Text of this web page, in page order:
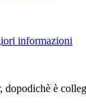
informazioni
è